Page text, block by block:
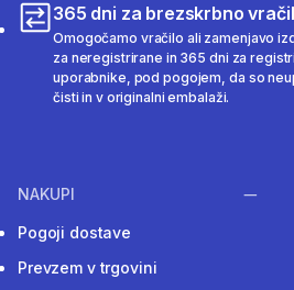
365 dni za brezskrbno
Omogočamo vračilo ali zamenjavo
za neregistrirane in 365 dni za
uporabnike, pod pogojem, da so
čisti in v originalni embalaži.
NAKUPI
Pogoji dostave
Prevzem v trgovini